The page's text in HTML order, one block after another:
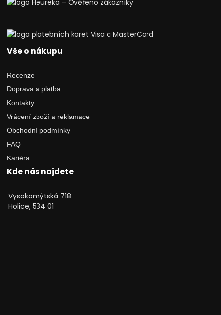
Vše o nákupu
Recenze
Doprava a platba
Kontakty
Vrácení zboží a reklamace
Obchodní podmínky
FAQ
Kariéra
Kde nás najdete
Vysokomýtská 718
Holice, 534 01